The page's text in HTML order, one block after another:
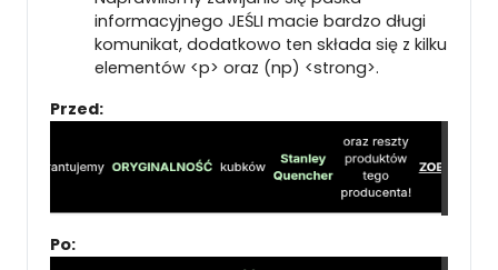
informacyjnego JEŚLI macie bardzo długi
komunikat, dodatkowo ten składa się z kilku
elementów <p> oraz (np) <strong>.
Przed:
Po: